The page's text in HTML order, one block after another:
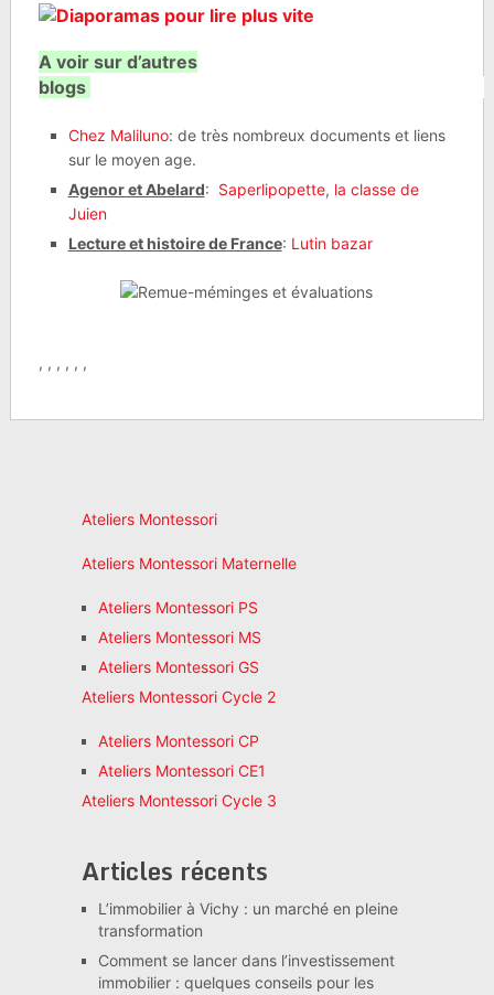
A voir sur d’autres
blogs
Chez Maliluno: de très nombreux documents et liens
sur le moyen age.
Agenor et Abelard: Saperlipopette, la classe de
Juien
Lecture et histoire de France: Lutin bazar
, , , , , ,
Ateliers Montessori
Ateliers Montessori Maternelle
Ateliers Montessori PS
Ateliers Montessori MS
Ateliers Montessori GS
Ateliers Montessori Cycle 2
Ateliers Montessori CP
Ateliers Montessori CE1
Ateliers Montessori Cycle 3
Articles récents
L’immobilier à Vichy : un marché en pleine
transformation
Comment se lancer dans l’investissement
immobilier : quelques conseils pour les